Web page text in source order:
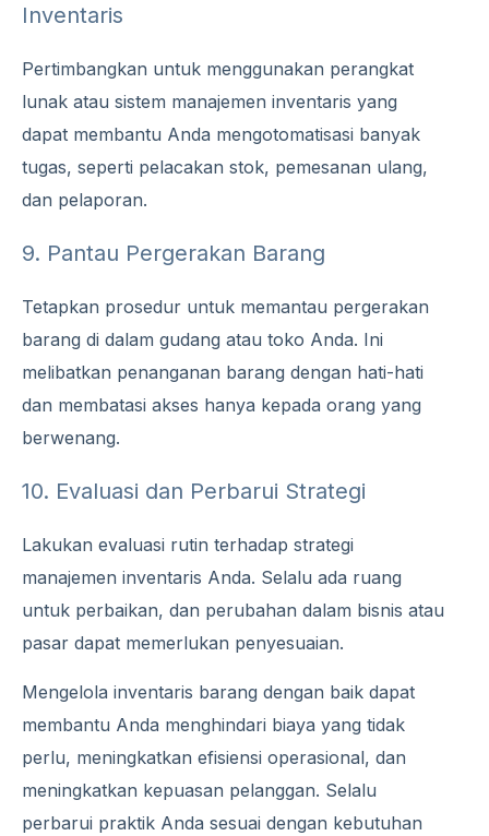
Inventaris
Pertimbangkan untuk menggunakan perangkat
lunak atau sistem manajemen inventaris yang
dapat membantu Anda mengotomatisasi banyak
tugas, seperti pelacakan stok, pemesanan ulang,
dan pelaporan.
9. Pantau Pergerakan Barang
Tetapkan prosedur untuk memantau pergerakan
barang di dalam gudang atau toko Anda. Ini
melibatkan penanganan barang dengan hati-hati
dan membatasi akses hanya kepada orang yang
berwenang.
10. Evaluasi dan Perbarui Strategi
Lakukan evaluasi rutin terhadap strategi
manajemen inventaris Anda. Selalu ada ruang
untuk perbaikan, dan perubahan dalam bisnis atau
pasar dapat memerlukan penyesuaian.
Mengelola inventaris barang dengan baik dapat
membantu Anda menghindari biaya yang tidak
perlu, meningkatkan efisiensi operasional, dan
meningkatkan kepuasan pelanggan. Selalu
perbarui praktik Anda sesuai dengan kebutuhan